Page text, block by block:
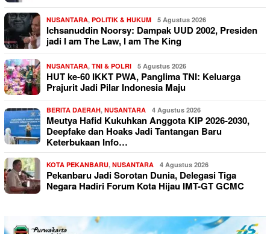
NUSANTARA, POLITIK & HUKUM 5 Agustus 2026
Ichsanuddin Noorsy: Dampak UUD 2002, Presiden
jadi I am The Law, I am The King
NUSANTARA, TNI & POLRI 5 Agustus 2026
HUT ke-60 IKKT PWA, Panglima TNI: Keluarga
Prajurit Jadi Pilar Indonesia Maju
BERITA DAERAH, NUSANTARA 4 Agustus 2026
Meutya Hafid Kukuhkan Anggota KIP 2026-2030,
Deepfake dan Hoaks Jadi Tantangan Baru
Keterbukaan Info…
KOTA PEKANBARU, NUSANTARA 4 Agustus 2026
Pekanbaru Jadi Sorotan Dunia, Delegasi Tiga
Negara Hadiri Forum Kota Hijau IMT-GT GCMC